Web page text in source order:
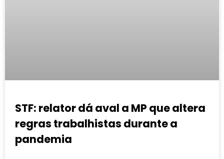
STF: relator dá aval a MP que altera
regras trabalhistas durante a
pandemia